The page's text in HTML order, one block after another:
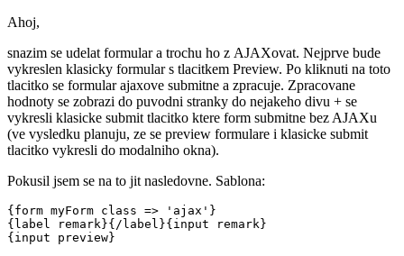
Ahoj,
snazim se udelat formular a trochu ho z AJAXovat. Nejprve bude
vykreslen klasicky formular s tlacitkem Preview. Po kliknuti na toto
tlacitko se formular ajaxove submitne a zpracuje. Zpracovane
hodnoty se zobrazi do puvodni stranky do nejakeho divu + se
vykresli klasicke submit tlacitko ktere form submitne bez AJAXu
(ve vysledku planuju, ze se preview formulare i klasicke submit
tlacitko vykresli do modalniho okna).
Pokusil jsem se na to jit nasledovne. Sablona:
{form myForm class => 'ajax'}
{label remark}{/label}{input remark}
{input preview}